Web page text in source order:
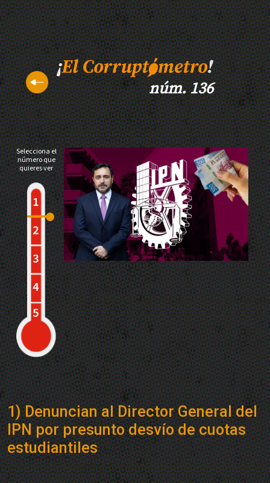
núm. 136
Selecciona el
número que
quieres ver
1) Denuncian al Director General del
IPN por presunto desvío de cuotas
estudiantiles